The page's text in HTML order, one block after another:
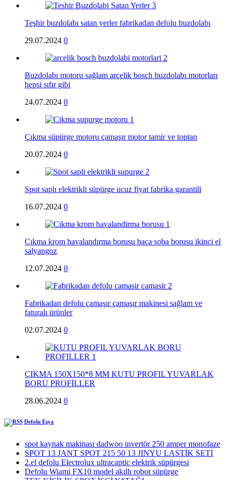
Teşhir buzdolabı satan yerler fabrikadan defolu buzdolabı
29.07.2024 0
Buzdolabı motoru sağlam arçelik bosch buzdolabı motorları
hepsi sıfır gibi
24.07.2024 0
Çıkma süpürge motoru çamaşır motor tamir ve toptan
20.07.2024 0
Spot saplı elektrikli süpürge ucuz fiyat fabrika garantili
16.07.2024 0
Çıkma krom havalandırma borusu baca soba borusu ikinci el
salyangoz
12.07.2024 0
Fabrikadan defolu çamaşır çamaşır makinesi sağlam ve
faturalı ürünler
02.07.2024 0
ÇIKMA 150X150*8 MM KUTU PROFIL YUVARLAK
BORU PROFİLLER
28.06.2024 0
Defolu Eşya
spot kaynak makinası dadwoo invertör 250 amper monofaze
SPOT 13 JANT SPOT 215 50 13 JINYU LASTİK SETİ
2.el defolu Electrolux ultracaptic elektrik süpürgesi
Defolu Wiami FX10 model akıllı robot süpürge